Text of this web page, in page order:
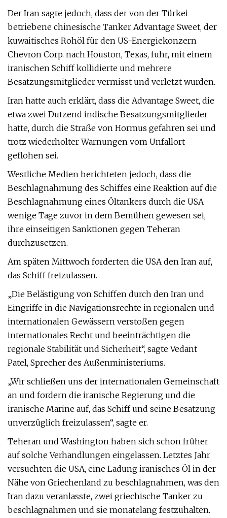
Der Iran sagte jedoch, dass der von der Türkei
betriebene chinesische Tanker Advantage Sweet, der
kuwaitisches Rohöl für den US-Energiekonzern
Chevron Corp. nach Houston, Texas, fuhr, mit einem
iranischen Schiff kollidierte und mehrere
Besatzungsmitglieder vermisst und verletzt wurden.
Iran hatte auch erklärt, dass die Advantage Sweet, die
etwa zwei Dutzend indische Besatzungsmitglieder
hatte, durch die Straße von Hormus gefahren sei und
trotz wiederholter Warnungen vom Unfallort
geflohen sei.
Westliche Medien berichteten jedoch, dass die
Beschlagnahmung des Schiffes eine Reaktion auf die
Beschlagnahmung eines Öltankers durch die USA
wenige Tage zuvor in dem Bemühen gewesen sei,
ihre einseitigen Sanktionen gegen Teheran
durchzusetzen.
Am späten Mittwoch forderten die USA den Iran auf,
das Schiff freizulassen.
„Die Belästigung von Schiffen durch den Iran und
Eingriffe in die Navigationsrechte in regionalen und
internationalen Gewässern verstoßen gegen
internationales Recht und beeinträchtigen die
regionale Stabilität und Sicherheit“, sagte Vedant
Patel, Sprecher des Außenministeriums.
„Wir schließen uns der internationalen Gemeinschaft
an und fordern die iranische Regierung und die
iranische Marine auf, das Schiff und seine Besatzung
unverzüglich freizulassen“, sagte er.
Teheran und Washington haben sich schon früher
auf solche Verhandlungen eingelassen. Letztes Jahr
versuchten die USA, eine Ladung iranisches Öl in der
Nähe von Griechenland zu beschlagnahmen, was den
Iran dazu veranlasste, zwei griechische Tanker zu
beschlagnahmen und sie monatelang festzuhalten.